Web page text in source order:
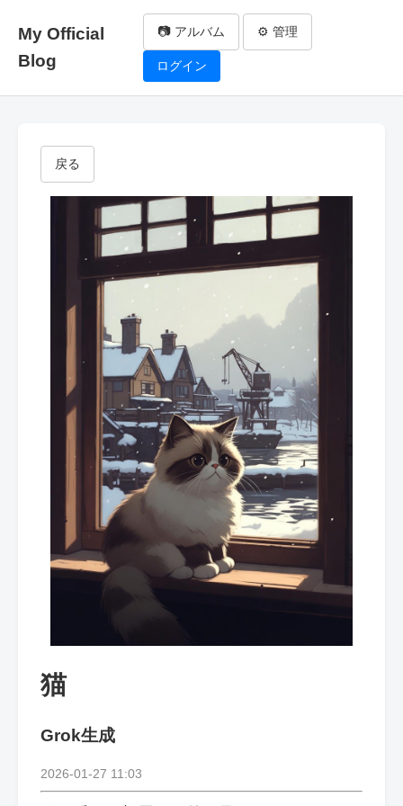
My Official
Blog
📷 アルバム ⚙️ 管理
ログイン
戻る
猫
Grok生成
2026-01-27 11:03